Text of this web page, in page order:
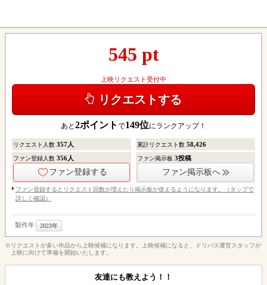
545 pt
上映リクエスト受付中
リクエストする
あと2ポイント で149位にランクアップ！
リクエスト人数 357人 累計リクエスト数58,426
ファン登録人数 356人
ファン登録する
ファン掲示板3投稿
ファン掲示板へ
ファン登録するとリクエスト回数が増えたり掲示板が使えるようになります。（タップで
詳しく確認）
製作年 2023年
※リクエストが多い作品から上映候補になります。上映候補になると、ドリパス運営スタッフが
上映に向けて準備を開始いたします。
友達にも教えよう！！